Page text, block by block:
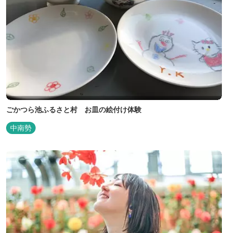
ごかつら池ふるさと村 お皿の絵付け体験
中南勢